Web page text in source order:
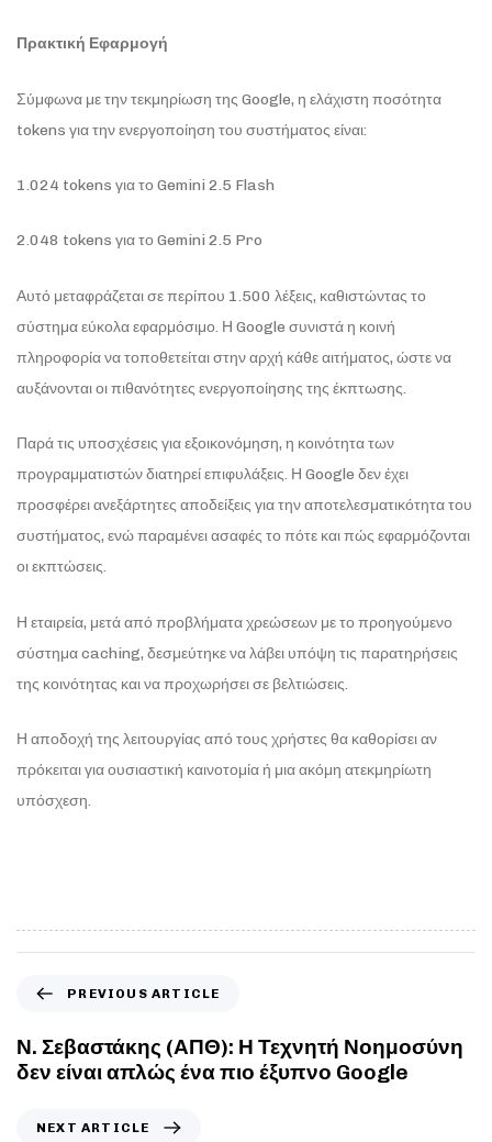
Πρακτική Εφαρμογή
Σύμφωνα με την τεκμηρίωση της Google, η ελάχιστη ποσότητα
tokens για την ενεργοποίηση του συστήματος είναι:
1.024 tokens για το Gemini 2.5 Flash
2.048 tokens για το Gemini 2.5 Pro
Αυτό μεταφράζεται σε περίπου 1.500 λέξεις, καθιστώντας το
σύστημα εύκολα εφαρμόσιμο. Η Google συνιστά η κοινή
πληροφορία να τοποθετείται στην αρχή κάθε αιτήματος, ώστε να
αυξάνονται οι πιθανότητες ενεργοποίησης της έκπτωσης.
Παρά τις υποσχέσεις για εξοικονόμηση, η κοινότητα των
προγραμματιστών διατηρεί επιφυλάξεις. Η Google δεν έχει
προσφέρει ανεξάρτητες αποδείξεις για την αποτελεσματικότητα του
συστήματος, ενώ παραμένει ασαφές το πότε και πώς εφαρμόζονται
οι εκπτώσεις.
Η εταιρεία, μετά από προβλήματα χρεώσεων με το προηγούμενο
σύστημα caching, δεσμεύτηκε να λάβει υπόψη τις παρατηρήσεις
της κοινότητας και να προχωρήσει σε βελτιώσεις.
Η αποδοχή της λειτουργίας από τους χρήστες θα καθορίσει αν
πρόκειται για ουσιαστική καινοτομία ή μια ακόμη ατεκμηρίωτη
υπόσχεση.
PREVIOUS ARTICLE
Ν. Σεβαστάκης (ΑΠΘ): Η Τεχνητή Νοημοσύνη
δεν είναι απλώς ένα πιο έξυπνο Google
NEXT ARTICLE